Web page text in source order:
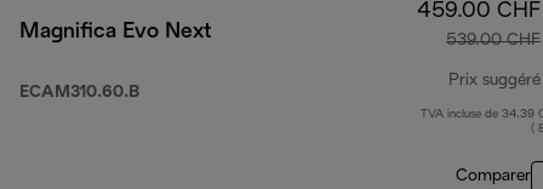
Magnifica Evo Next
ECAM310.60.B
459.00 CHF
539.00 CHF
Prix suggéré
TVA incluse de 34.39
(
Comparer